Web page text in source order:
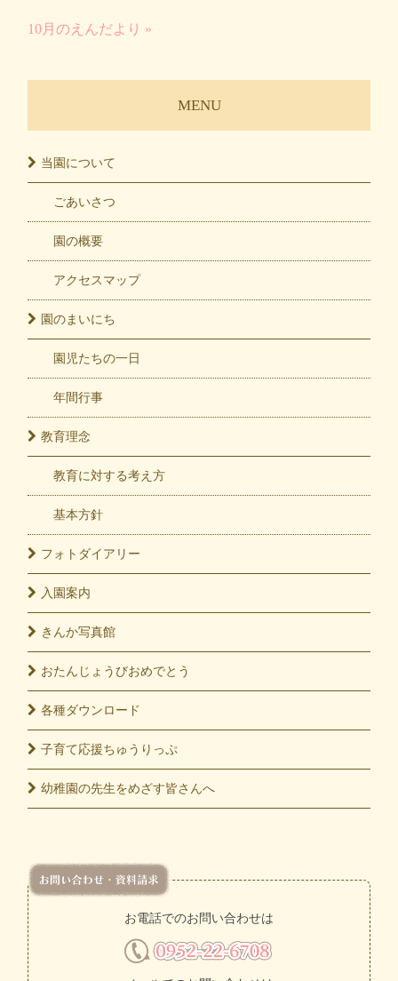
10月のえんだより »
MENU
当園について
ごあいさつ
園の概要
アクセスマップ
園のまいにち
園児たちの一日
年間行事
教育理念
教育に対する考え方
基本方針
フォト ダイアリー
入園案内
きんか写真館
おたんじょうびおめでとう
各種ダウンロード
子育て応援ちゅうりっぷ
幼稚園の先生をめざす皆さんへ
お電話でのお問い合わせは